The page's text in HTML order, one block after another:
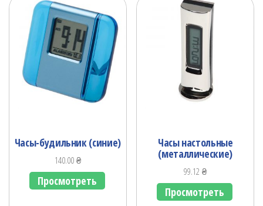
Часы-будильник (синие)
140.00₴
Просмотреть
Часы настольные
(металлические)
99.12₴
Просмотреть